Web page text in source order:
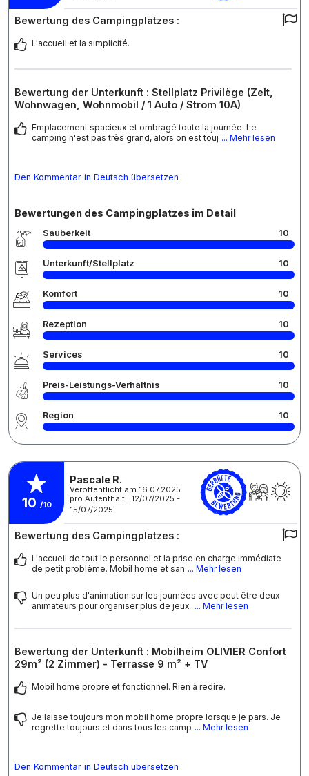
Bewertung des Campingplatzes :
L'accueil et la simplicité.
Bewertung der Unterkunft : Stellplatz Privilège (Zelt,
Wohnwagen, Wohnmobil / 1 Auto / Strom 10A)
Emplacement spacieux et ombragé toute la journée. Le
camping n'est pas très grand, alors on est touj ... Mehr lesen
Den Kommentar in Deutsch übersetzen
Bewertungen des Campingplatzes im Detail
Sauberkeit 10
Unterkunft/Stellplatz 10
Komfort 10
Rezeption 10
Services 10
Preis-Leistungs-Verhältnis 10
Region 10
10 /10
Pascale R.
Veröffentlicht am 16.07.2025
pro Aufenthalt : 12/07/2025 -
15/07/2025
Bewertung des Campingplatzes :
L'accueil de tout le personnel et la prise en charge immédiate
de petit problème. Mobil home et san ... Mehr lesen
Un peu plus d'animation sur les journées avec peut être deux
animateurs pour organiser plus de jeux ... Mehr lesen
Bewertung der Unterkunft : Mobilheim OLIVIER Confort
29m² (2 Zimmer) - Terrasse 9 m² + TV
Mobil home propre et fonctionnel. Rien à redire.
Je laisse toujours mon mobil home propre lorsque je pars. Je
regrette toujours et dans tous les camp ... Mehr lesen
Den Kommentar in Deutsch übersetzen